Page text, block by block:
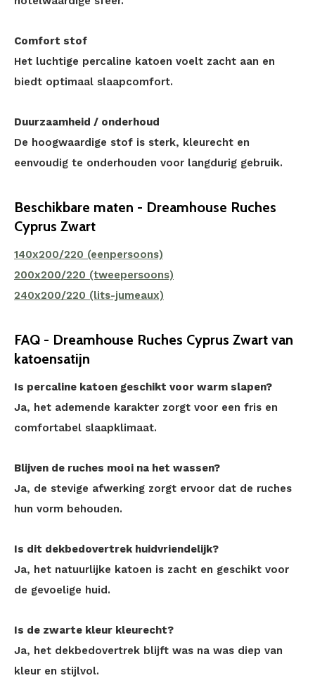
Comfort stof
Het luchtige percaline katoen voelt zacht aan en
biedt optimaal slaapcomfort.
Duurzaamheid / onderhoud
De hoogwaardige stof is sterk, kleurecht en
eenvoudig te onderhouden voor langdurig gebruik.
Beschikbare maten - Dreamhouse Ruches
Cyprus Zwart
140x200/220 (eenpersoons)
200x200/220 (tweepersoons)
240x200/220 (lits-jumeaux)
FAQ - Dreamhouse Ruches Cyprus Zwart van
katoensatijn
Is percaline katoen geschikt voor warm slapen?
Ja, het ademende karakter zorgt voor een fris en
comfortabel slaapklimaat.
Blijven de ruches mooi na het wassen?
Ja, de stevige afwerking zorgt ervoor dat de ruches
hun vorm behouden.
Is dit dekbedovertrek huidvriendelijk?
Ja, het natuurlijke katoen is zacht en geschikt voor
de gevoelige huid.
Is de zwarte kleur kleurecht?
Ja, het dekbedovertrek blijft was na was diep van
kleur en stijlvol.